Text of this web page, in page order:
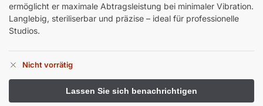
ermöglicht er maximale Abtragsleistung bei minimaler Vibration.
Langlebig, steriliserbar und präzise – ideal für professionelle
Studios.
Nicht vorrätig